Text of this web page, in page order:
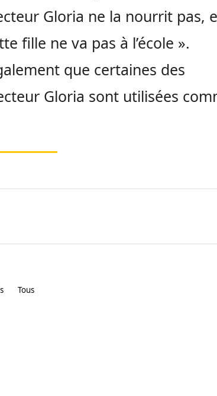
Gloria ne la nourrit pas,
fille ne va pas à l’école ».
que certaines des
Gloria sont utilisées
Tous